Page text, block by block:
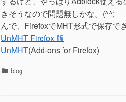
きそうなので問題無しかな。(^^;
んで、FirefoxでMHT形式で保存で
UnMHT Firefox 版
UnMHT(Add-ons for Firefox)
カ blog